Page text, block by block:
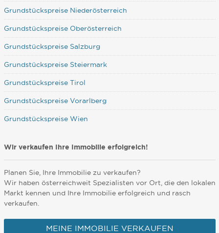
Grundstückspreise Niederösterreich
Grundstückspreise Oberösterreich
Grundstückspreise Salzburg
Grundstückspreise Steiermark
Grundstückspreise Tirol
Grundstückspreise Vorarlberg
Grundstückspreise Wien
Wir verkaufen Ihre Immobilie erfolgreich!
Planen Sie, Ihre Immobilie zu verkaufen?
Wir haben österreichweit Spezialisten vor Ort, die den lokalen
Markt kennen und Ihre Immobilie erfolgreich und rasch
verkaufen.
MEINE IMMOBILIE VERKAUFEN